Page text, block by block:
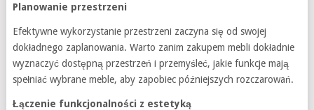
Planowanie przestrzeni
Efektywne wykorzystanie przestrzeni zaczyna się od swojej
dokładnego zaplanowania. Warto zanim zakupem mebli dokładnie
wyznaczyć dostępną przestrzeń i przemyśleć, jakie funkcje mają
spełniać wybrane meble, aby zapobiec późniejszych rozczarowań.
Łączenie funkcjonalności z estetyką